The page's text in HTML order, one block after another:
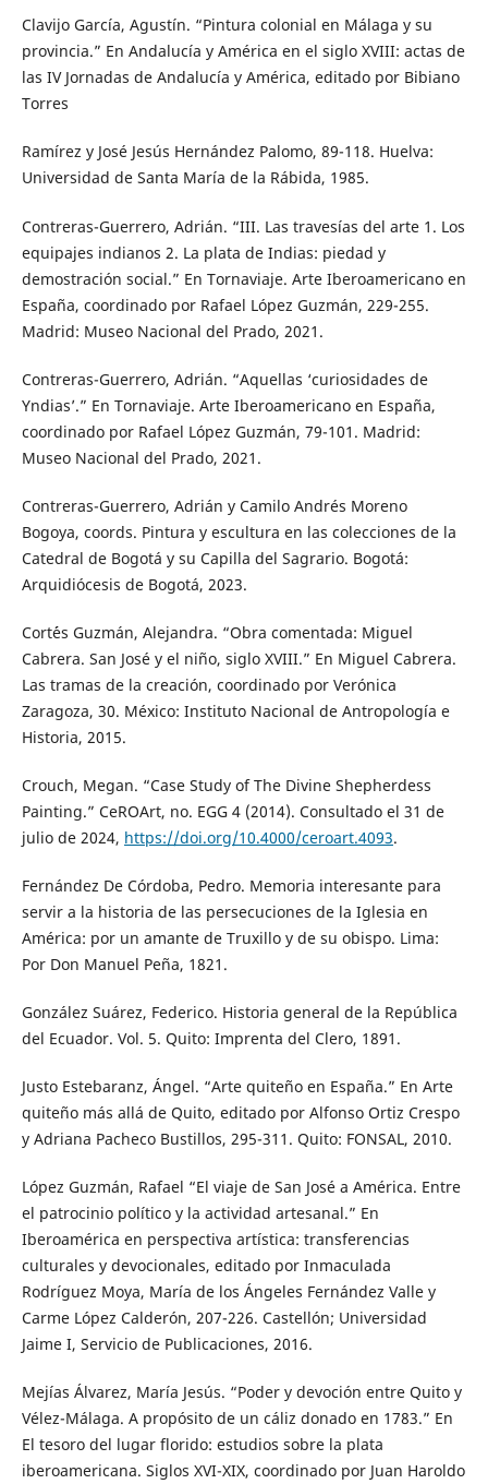
Clavijo García, Agustín. “Pintura colonial en Málaga y su
provincia.” En Andalucía y América en el siglo XVIII: actas de
las IV Jornadas de Andalucía y América, editado por Bibiano
Torres
Ramírez y José Jesús Hernández Palomo, 89-118. Huelva:
Universidad de Santa María de la Rábida, 1985.
Contreras-Guerrero, Adrián. “III. Las travesías del arte 1. Los
equipajes indianos 2. La plata de Indias: piedad y
demostración social.” En Tornaviaje. Arte Iberoamericano en
España, coordinado por Rafael López Guzmán, 229-255.
Madrid: Museo Nacional del Prado, 2021.
Contreras-Guerrero, Adrián. “Aquellas ‘curiosidades de
Yndias’.” En Tornaviaje. Arte Iberoamericano en España,
coordinado por Rafael López Guzmán, 79-101. Madrid:
Museo Nacional del Prado, 2021.
Contreras-Guerrero, Adrián y Camilo Andrés Moreno
Bogoya, coords. Pintura y escultura en las colecciones de la
Catedral de Bogotá y su Capilla del Sagrario. Bogotá:
Arquidiócesis de Bogotá, 2023.
Cort´´es Guzmán, Alejandra. “Obra comentada: Miguel
Cabrera. San José y el niño, siglo XVIII.” En Miguel Cabrera.
Las tramas de la creación, coordinado por Verónica
Zaragoza, 30. México: Instituto Nacional de Antropología e
Historia, 2015.
Crouch, Megan. “Case Study of The Divine Shepherdess
Painting.” CeROArt, no. EGG 4 (2014). Consultado el 31 de
julio de 2024, https://doi.org/10.4000/ceroart.4093.
Fernández De Córdoba, Pedro. Memoria interesante para
servir a la historia de las persecuciones de la Iglesia en
América: por un amante de Truxillo y de su obispo. Lima:
Por Don Manuel Peña, 1821.
González Suárez, Federico. Historia general de la República
del Ecuador. Vol. 5. Quito: Imprenta del Clero, 1891.
Justo Estebaranz, Ángel. “Arte quiteño en España.” En Arte
quiteño más allá de Quito, editado por Alfonso Ortiz Crespo
y Adriana Pacheco Bustillos, 295-311. Quito: FONSAL, 2010.
López Guzmán, Rafael “El viaje de San José a América. Entre
el patrocinio político y la actividad artesanal.” En
Iberoamérica en perspectiva artística: transferencias
culturales y devocionales, editado por Inmaculada
Rodríguez Moya, María de los Ángeles Fernández Valle y
Carme López Calderón, 207-226. Castellón; Universidad
Jaime I, Servicio de Publicaciones, 2016.
Mejías Álvarez, María Jesús. “Poder y devoción entre Quito y
Vélez-Málaga. A propósito de un cáliz donado en 1783.” En
El tesoro del lugar florido: estudios sobre la plata
iberoamericana. Siglos XVI-XIX, coordinado por Juan Haroldo